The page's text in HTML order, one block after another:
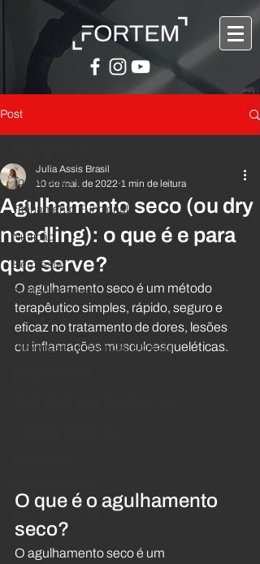
Post
Todos posts
Treinamento Funcional
Nutrição
Bem-estar
Avaliação Física
Atividade Física
Prevenção de doenças crônicas
Agulhamento seco
Agulhamento seco (ou dry
needling): o que é e para
que serve?
Julia Assis Brasil
10 de mai. de 2022 1 min de leitura
O agulhamento seco é um método
terapêutico simples, rápido, seguro e
eficaz no tratamento de dores, lesões
ou inflamações musculoesqueléticas.
O que é o agulhamento
seco?
O agulhamento seco é um